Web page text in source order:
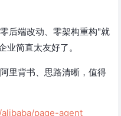
后端改动、零架构重构"就
简直太友好了。
里背书、思路清晰，值得
page-agent